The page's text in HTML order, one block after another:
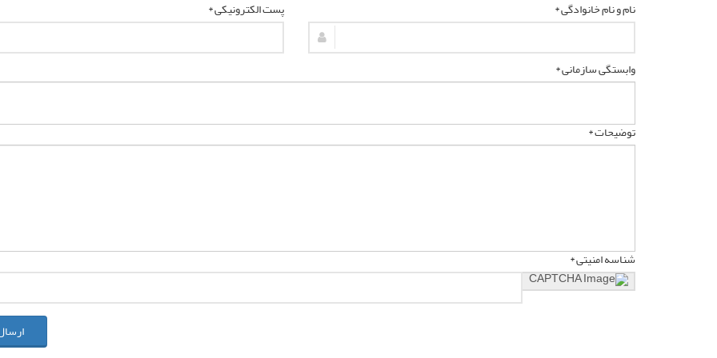
نام و نام خانوادگی * پست الکترونیکی *
وابستگی سازمانی *
توضیحات *
شناسه امنیتی *